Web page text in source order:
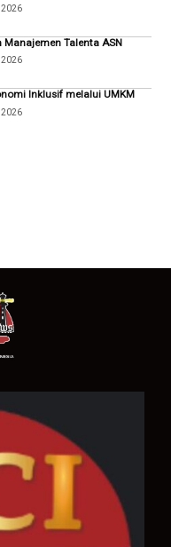
Manajemen Talenta ASN
Inklusif melalui UMKM